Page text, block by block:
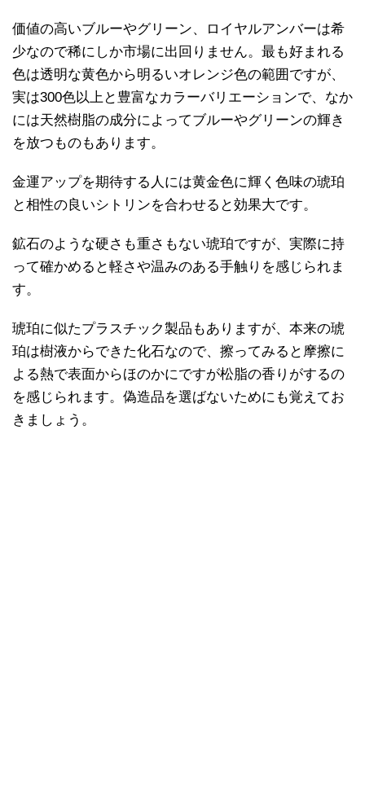
価値の高いブルーやグリーン、ロイヤルアンバーは希
少なので稀にしか市場に出回りません。最も好まれる
色は透明な黄色から明るいオレンジ色の範囲ですが、
実は300色以上と豊富なカラーバリエーションで、なか
には天然樹脂の成分によってブルーやグリーンの輝き
を放つものもあります。
金運アップを期待する人には黄金色に輝く色味の琥珀
と相性の良いシトリンを合わせると効果大です。
鉱石のような硬さも重さもない琥珀ですが、実際に持
って確かめると軽さや温みのある手触りを感じられま
す。
琥珀に似たプラスチック製品もありますが、本来の琥
珀は樹液からできた化石なので、擦ってみると摩擦に
よる熱で表面からほのかにですが松脂の香りがするの
を感じられます。偽造品を選ばないためにも覚えてお
きましょう。